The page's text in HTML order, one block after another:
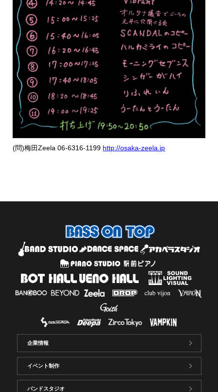
(問)梅田Zeela 06-6316-1199 http://osaka-zeela.jp
企業情報
イベント制作
バンドスタジオ